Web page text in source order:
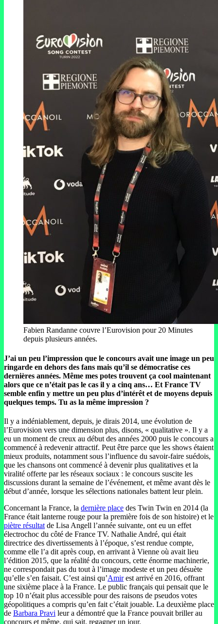
Fabien Randanne couvre l’Eurovision pour 20 Minutes
depuis plusieurs années.
J’ai un peu l’impression que le concours avait une image un peu
ringarde en dehors des fans mais qu’il se démocratise ces
dernières années. Même mes potes trouvent ça cool maintenant
alors que ce n’était pas le cas il y a cinq ans… Et France TV
semble enfin y mettre un peu plus d’intérêt et de moyens depuis
quelques temps. Tu as la même impression ?
Il y a indéniablement, depuis, je dirais 2014, une évolution de
l’Eurovision vers une dimension plus, disons, « qualitative ». Il y a
eu un moment de creux au début des années 2000 puis le concours a
commencé à redevenir attractif. Peut être parce que les shows étaient
mieux produits, notamment sous l’influence du savoir-faire suédois,
que les chansons ont commencé à devenir plus qualitatives et la
viralité offerte par les réseaux sociaux : le concours suscite les
discussions durant la semaine de l’événement, et même avant dès le
début d’année, lorsque les sélections nationales battent leur plein.
Concernant la France, la dernière place des Twin Twin en 2014 (la
France était lanterne rouge pour la première fois de son histoire) et le
piètre résultat de Lisa Angell l’année suivante, ont eu un effet
électrochoc du côté de France TV. Nathalie André, qui était
directrice des divertissements à l’époque, s’est rendue compte,
comme elle l’a dit après coup, en arrivant à Vienne où avait lieu
l’édition 2015, que la réalité du concours, cette énorme machinerie,
ne correspondait pas du tout à l’image modeste et un peu désuète
qu’elle s’en faisait. C’est ainsi qu’Amirest arrivé en 2016, offrant
une sixième place à la France. Le public français qui pensait que le
top 10 n’était plus accessible pour des raisons de pseudos votes
géopolitiques a compris qu’en fait c’était jouable. La deuxième place
de Barbara Pravi leur a démontré que la France pouvait briller au
concours et même, qui sait, regagner un jour.